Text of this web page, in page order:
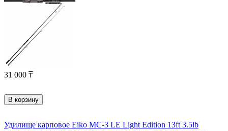
31 000 ₸
В корзину
Удилище карповое Eiko MC-3 LE Light Edition 13ft 3.5lb